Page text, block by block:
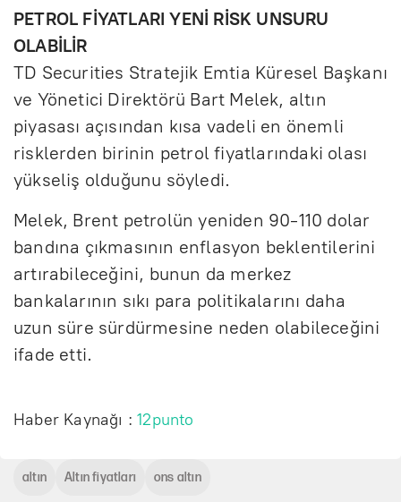
PETROL FİYATLARI YENİ RİSK UNSURU
OLABİLİR
TD Securities Stratejik Emtia Küresel Başkanı
ve Yönetici Direktörü Bart Melek, altın
piyasası açısından kısa vadeli en önemli
risklerden birinin petrol fiyatlarındaki olası
yükseliş olduğunu söyledi.
Melek, Brent petrolün yeniden 90-110 dolar
bandına çıkmasının enflasyon beklentilerini
artırabileceğini, bunun da merkez
bankalarının sıkı para politikalarını daha
uzun süre sürdürmesine neden olabileceğini
ifade etti.
Haber Kaynağı :12punto
altın Altın fiyatları ons altın